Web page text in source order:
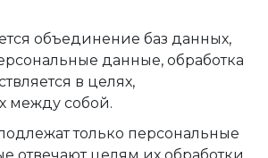
объединение баз данных,
данные, обработка
в целях,
между собой.
только персональные